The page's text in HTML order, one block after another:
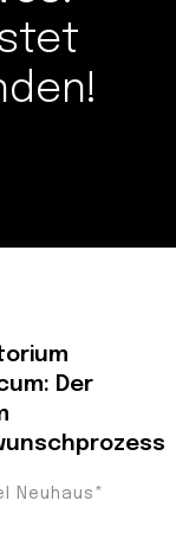
Der
Neuhaus*